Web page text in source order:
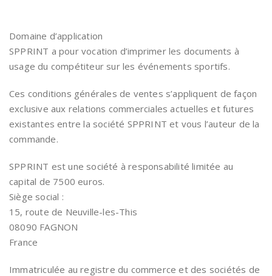
Domaine d’application
SPPRINT a pour vocation d’imprimer les documents à
usage du compétiteur sur les événements sportifs.
Ces conditions générales de ventes s’appliquent de façon
exclusive aux relations commerciales actuelles et futures
existantes entre la société SPPRINT et vous l’auteur de la
commande.
SPPRINT est une société à responsabilité limitée au
capital de 7500 euros.
Siège social :
15, route de Neuville-les-This
08090 FAGNON
France
Immatriculée au registre du commerce et des sociétés de